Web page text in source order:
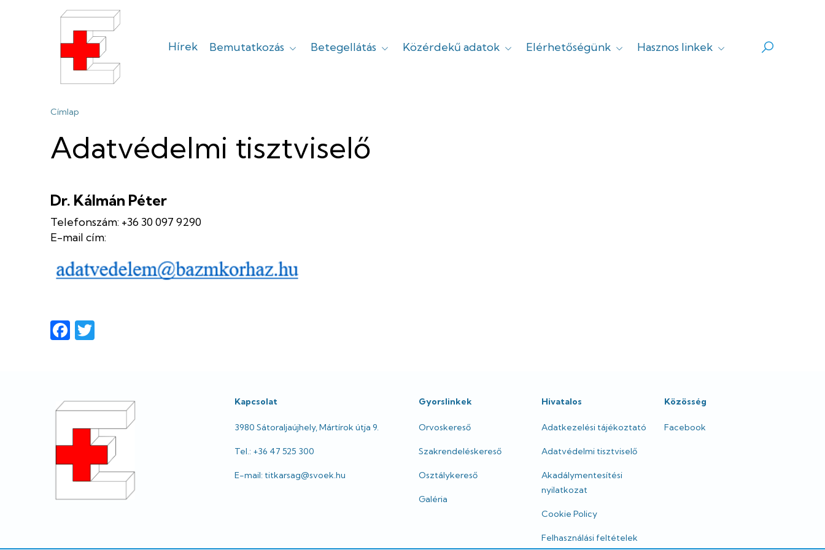
Sátoraljaújhelyi
Kórház
Hírek Bemutatkozás Betegellátás Közérdekű adatok Elérhetőségünk Hasznos linkek
Morzsa
Címlap
Adatvédelmi tisztviselő
Dr. Kálmán Péter
Telefonszám: +36 30 097 9290
E-mail cím:
Facebook
Kapcsolat
3980 Sátoraljaújhely, Mártírok útja 9.
Tel.: +36 47 525 300
E-mail: titkarsag@svoek.hu
Gyorslinkek
Orvoskereső
Szakrendeléskereső
Osztálykereső
Galéria
Hivatalos
Adatkezelési tájékoztató
Adatvédelmi tisztviselő
Akadálymentesítési
nyilatkozat
Cookie Policy
Felhasználási feltételek
Közösség
Facebook